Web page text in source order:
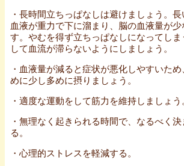
・長時間立ちっぱなしは避けましょう。長
血液が重力で下に溜まり、脳の血液量が
す。やむを得ず立ちっぱなしになってし
して血流が滞らないようにしましょう。
・血液量が減ると症状が悪化しやすいた
めに少し多めに摂りましょう。
・適度な運動をして筋力を維持しましょう
・無理なく起きられる時間で、なるべく
る。
・心理的ストレスを軽減する。